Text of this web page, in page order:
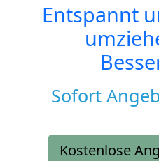
Entspannt
Sofort
Kostenlose